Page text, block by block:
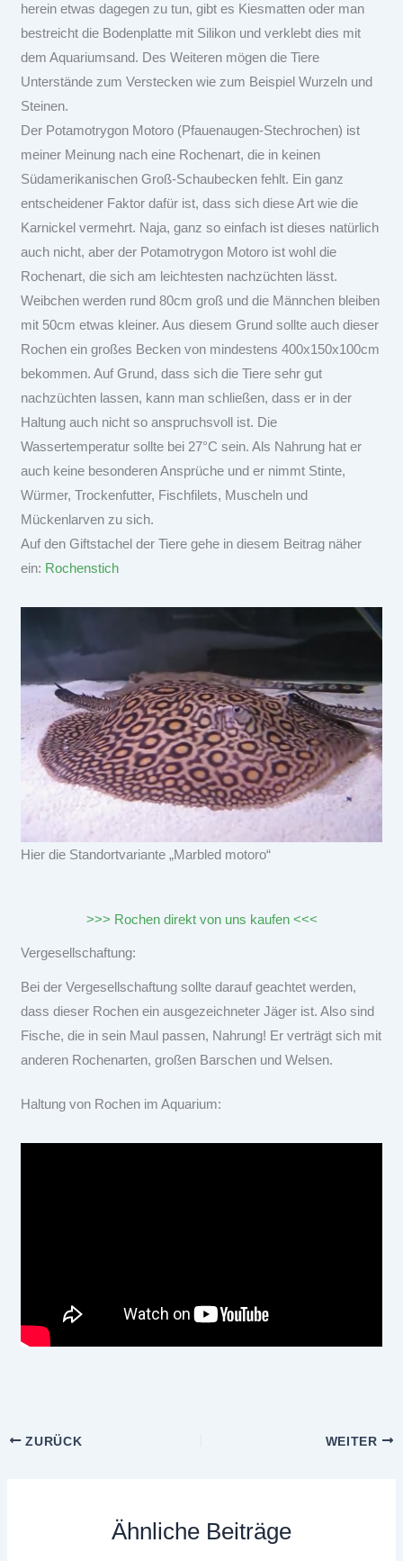
herein etwas dagegen zu tun, gibt es Kiesmatten oder man
bestreicht die Bodenplatte mit Silikon und verklebt dies mit
dem Aquariumsand. Des Weiteren mögen die Tiere
Unterstände zum Verstecken wie zum Beispiel Wurzeln und
Steinen.
Der Potamotrygon Motoro (Pfauenaugen-Stechrochen) ist
meiner Meinung nach eine Rochenart, die in keinen
Südamerikanischen Groß-Schaubecken fehlt. Ein ganz
entscheidener Faktor dafür ist, dass sich diese Art wie die
Karnickel vermehrt. Naja, ganz so einfach ist dieses natürlich
auch nicht, aber der Potamotrygon Motoro ist wohl die
Rochenart, die sich am leichtesten nachzüchten lässt.
Weibchen werden rund 80cm groß und die Männchen bleiben
mit 50cm etwas kleiner. Aus diesem Grund sollte auch dieser
Rochen ein großes Becken von mindestens 400x150x100cm
bekommen. Auf Grund, dass sich die Tiere sehr gut
nachzüchten lassen, kann man schließen, dass er in der
Haltung auch nicht so anspruchsvoll ist. Die
Wassertemperatur sollte bei 27°C sein. Als Nahrung hat er
auch keine besonderen Ansprüche und er nimmt Stinte,
Würmer, Trockenfutter, Fischfilets, Muscheln und
Mückenlarven zu sich.
Auf den Giftstachel der Tiere gehe in diesem Beitrag näher
ein: Rochenstich
Hier die Standortvariante „Marbled motoro“
>>> Rochen direkt von uns kaufen <<<
Vergesellschaftung:
Bei der Vergesellschaftung sollte darauf geachtet werden,
dass dieser Rochen ein ausgezeichneter Jäger ist. Also sind
Fische, die in sein Maul passen, Nahrung! Er verträgt sich mit
anderen Rochenarten, großen Barschen und Welsen.
Haltung von Rochen im Aquarium:
ZURÜCK WEITER
Ähnliche Beiträge